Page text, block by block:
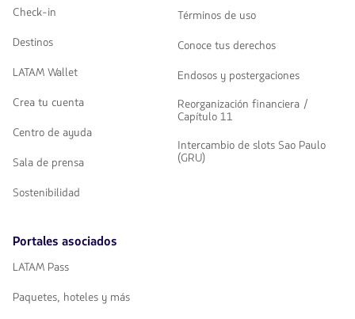
Check-in
Destinos
LATAM Wallet
Crea tu cuenta
Centro de ayuda
Sala de prensa
Sostenibilidad
Términos de uso
Conoce tus derechos
Endosos y postergaciones
Reorganización financiera /
Capítulo 11
Intercambio de slots Sao Paulo
(GRU)
Portales asociados
LATAM Pass
Paquetes, hoteles y más